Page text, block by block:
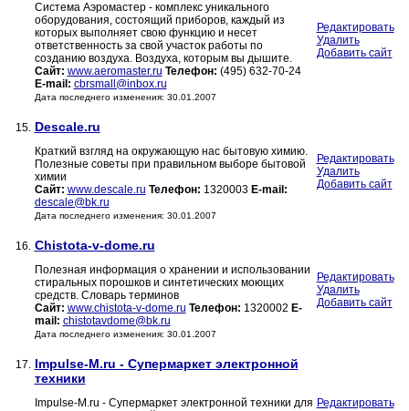
Система Аэромастер - комплекс уникального
оборудования, состоящий приборов, каждый из
которых выполняет свою функцию и несет
ответственность за свой участок работы по
созданию воздуха. Воздуха, которым вы дышите.
Сайт: www.aeromaster.ru Телефон: (495) 632-70-24
E-mail: cbrsmall@inbox.ru
Дата последнего изменения: 30.01.2007
Редактировать
Удалить
Добавить сайт
15. Descale.ru
Краткий взгляд на окружающую нас бытовую химию.
Полезные советы при правильном выборе бытовой
химии
Сайт: www.descale.ru Телефон: 1320003 E-mail:
descale@bk.ru
Дата последнего изменения: 30.01.2007
Редактировать
Удалить
Добавить сайт
16. Chistota-v-dome.ru
Полезная информация о хранении и использовании
стиральных порошков и синтетических моющих
средств. Словарь терминов
Сайт: www.chistota-v-dome.ru Телефон: 1320002 E-
mail: chistotavdome@bk.ru
Дата последнего изменения: 30.01.2007
Редактировать
Удалить
Добавить сайт
17. Impulse-M.ru - Супермаркет электронной
техники
Impulse-M.ru - Супермаркет электронной техники для Редактировать